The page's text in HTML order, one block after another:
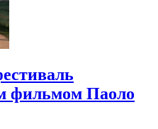
фильмом Паоло